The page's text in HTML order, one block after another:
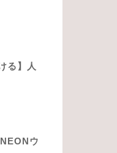
る】人
ウ